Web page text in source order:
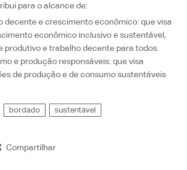
para o alcance de:
decente e crescimento econômico: que visa
econômico inclusivo e sustentável,
produtivo e trabalho decente para todos.
e produção responsáveis: que visa
de produção e de consumo sustentáveis
bordado sustentável
Compartilhar